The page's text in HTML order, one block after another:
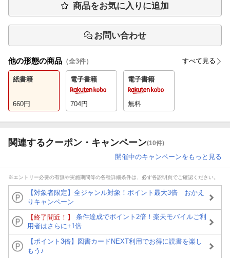
商品をお気に入りに追加
お問い合わせ
他の形態の商品 （全3件） すべて見る
紙書籍
660円
電子書籍
704円
電子書籍
無料
関連するクーポン・キャンペーン(10件)
開催中のキャンペーンをもっと見る
※エントリー必要の有無や実施期間等の各種詳細条件は、必ず各説明頁でご確認ください。
【対象者限定】全ジャンル対象！ポイント最大3倍 おかえ
りキャンペーン
【終了間近！】
条件達成でポイント2倍！楽天モバイルご利
用者はさらに+1倍
【ポイント3倍】図書カードNEXT利用でお得に読書を楽し
もう♪